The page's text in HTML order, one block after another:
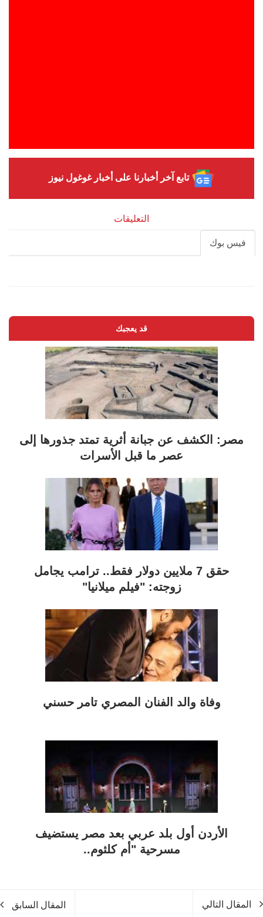
تابع آخر أخبارنا على أخبار غوغول نيوز
التعليقات
فيس بوك
قد يعجبك
مصر: الكشف عن جبانة أثرية تمتد جذورها إلى
عصر ما قبل الأسرات
حقق 7 ملايين دولار فقط.. ترامب يجامل
زوجته: "فيلم ميلانيا"
وفاة والد الفنان المصري تامر حسني
الأردن أول بلد عربي بعد مصر يستضيف
مسرحية "أم كلثوم..
المقال التالي المقال السابق